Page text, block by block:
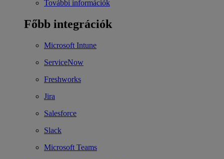
További információk
Főbb integrációk
Microsoft Intune
ServiceNow
Freshworks
Jira
Salesforce
Slack
Microsoft Teams